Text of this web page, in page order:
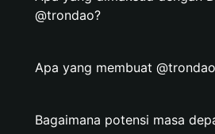
@trondao?
Apa yang membuat
Bagaimana potensi masa